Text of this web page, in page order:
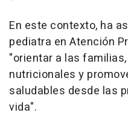
En este contexto, ha
pediatra en Atención
"orientar a las
nutricionales y
saludables desde las
vida".